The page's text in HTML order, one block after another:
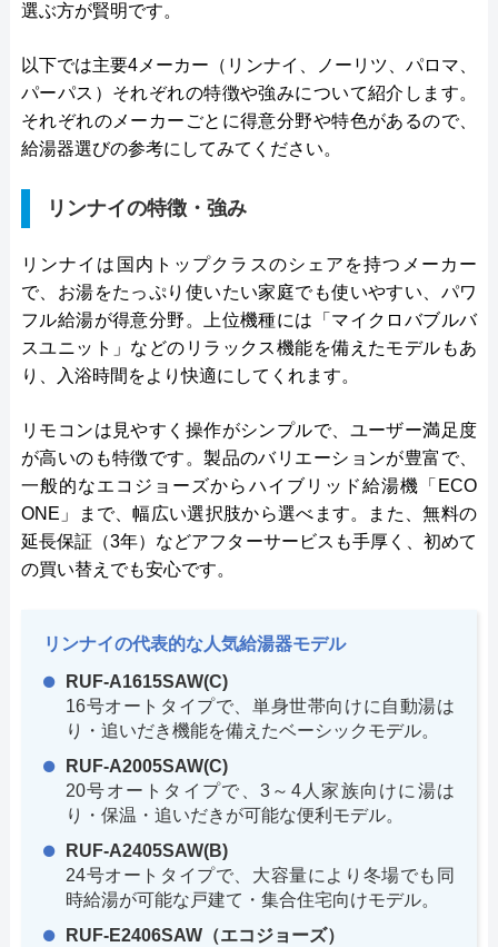
選ぶ方が賢明です。
以下では主要4メーカー（リンナイ、ノーリツ、パロマ、
パーパス）それぞれの特徴や強みについて紹介します。
それぞれのメーカーごとに得意分野や特色があるので、
給湯器選びの参考にしてみてください。
リンナイの特徴・強み
リンナイは国内トップクラスのシェアを持つメーカー
で、お湯をたっぷり使いたい家庭でも使いやすい、パワ
フル給湯が得意分野。上位機種には「マイクロバブルバ
スユニット」などのリラックス機能を備えたモデルもあ
り、入浴時間をより快適にしてくれます。
リモコンは見やすく操作がシンプルで、ユーザー満足度
が高いのも特徴です。製品のバリエーションが豊富で、
一般的なエコジョーズからハイブリッド給湯機「ECO
ONE」まで、幅広い選択肢から選べます。また、無料の
延長保証（3年）などアフターサービスも手厚く、初めて
の買い替えでも安心です。
リンナイの代表的な人気給湯器モデル
RUF-A1615SAW(C)
16号オートタイプで、単身世帯向けに自動湯は
り・追いだき機能を備えたベーシックモデル。
RUF-A2005SAW(C)
20号オートタイプで、3～4人家族向けに湯は
り・保温・追いだきが可能な便利モデル。
RUF-A2405SAW(B)
24号オートタイプで、大容量により冬場でも同
時給湯が可能な戸建て・集合住宅向けモデル。
RUF-E2406SAW（エコジョーズ）